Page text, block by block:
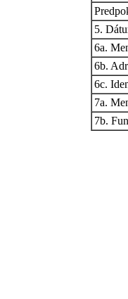
5.
6a.
6b.
6c.
7a.
7b.